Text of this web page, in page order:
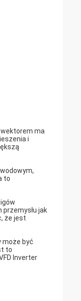
wektorem ma
i
to
jak
że jest
może być
to
Inverter